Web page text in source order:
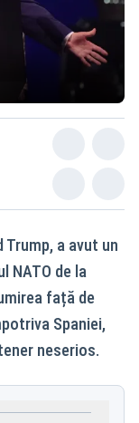
a avut un
NATO de la
față de
Spaniei,
neserios.